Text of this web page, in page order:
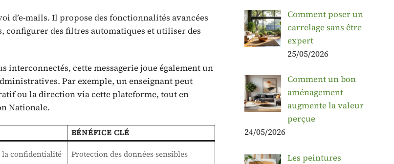
d’e-mails. Il propose des fonctionnalités avancées
configurer des filtres automatiques et utiliser des
interconnectés, cette messagerie joue également un
Par exemple, un enseignant peut
ou la direction via cette plateforme, tout en
Nationale.
BÉNÉFICE CLÉ
la confidentialité Protection des données sensibles
Comment poser un
carrelage sans être
expert
25/05/2026
Comment un bon
aménagement
augmente la valeur
perçue
24/05/2026
Les peintures